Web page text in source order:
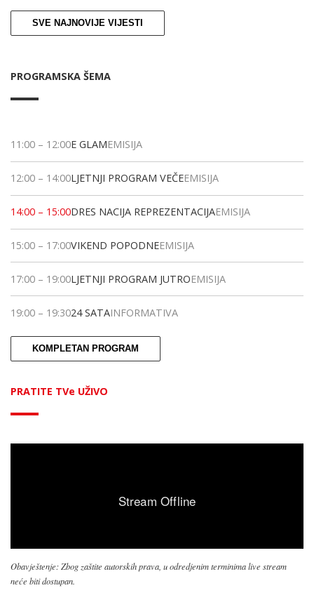
SVE NAJNOVIJE VIJESTI
PROGRAMSKA ŠEMA
11:00 – 12:00E GLAMEMISIJA
12:00 – 14:00LJETNJI PROGRAM VEČEEMISIJA
14:00 – 15:00DRES NACIJA REPREZENTACIJAEMISIJA
15:00 – 17:00VIKEND POPODNEEMISIJA
17:00 – 19:00LJETNJI PROGRAM JUTROEMISIJA
19:00 – 19:3024 SATAINFORMATIVA
KOMPLETAN PROGRAM
PRATITE TVe UŽIVO
Obavještenje: Zbog zaštite autorskih prava, u odredjenim terminima live stream
neće biti dostupan.